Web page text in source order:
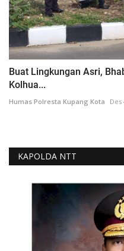
Buat Lingkungan Asri,
Kolhua...
Humas Polresta Kupang Kota Des
KAPOLDA NTT